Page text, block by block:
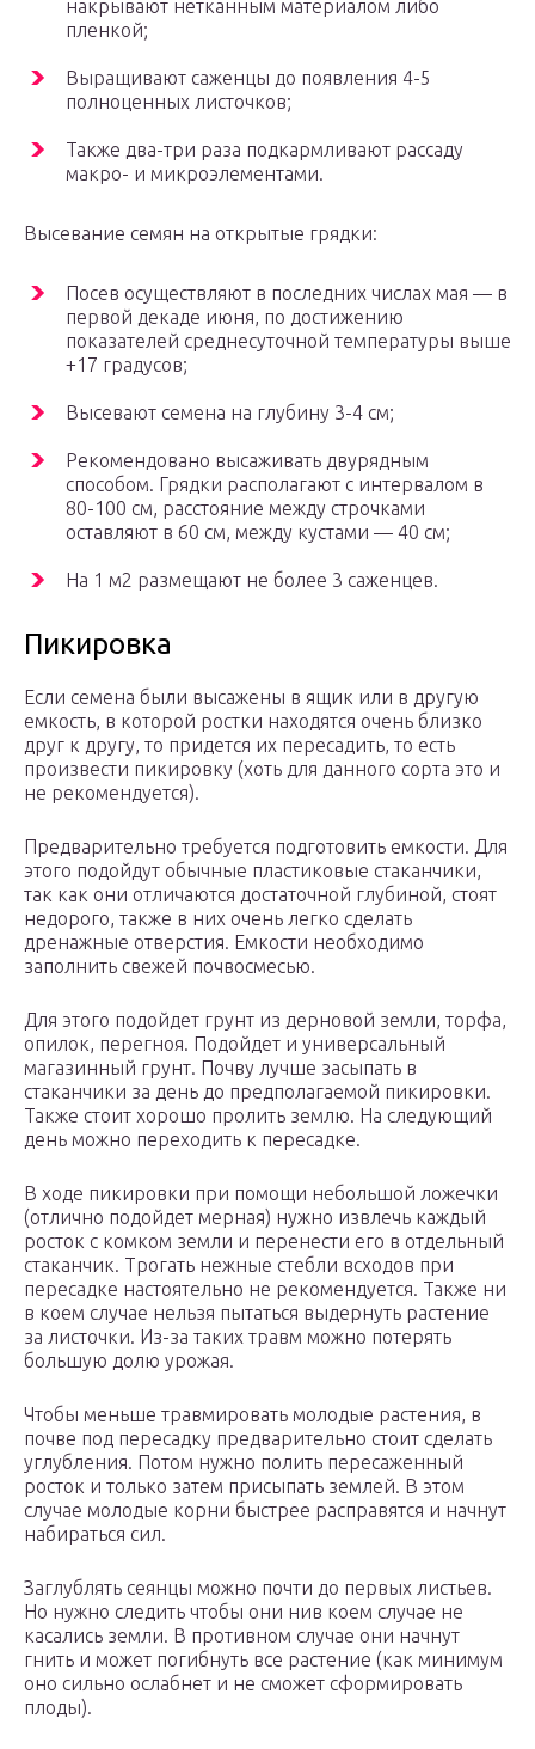
накрывают нетканным материалом либо
пленкой;
Выращивают саженцы до появления 4-5
полноценных листочков;
Также два-три раза подкармливают рассаду
макро- и микроэлементами.
Высевание семян на открытые грядки:
Посев осуществляют в последних числах мая — в
первой декаде июня, по достижению
показателей среднесуточной температуры выше
+17 градусов;
Высевают семена на глубину 3-4 см;
Рекомендовано высаживать двурядным
способом. Грядки располагают с интервалом в
80-100 см, расстояние между строчками
оставляют в 60 см, между кустами — 40 см;
На 1 м2 размещают не более 3 саженцев.
Пикировка
Если семена были высажены в ящик или в другую
емкость, в которой ростки находятся очень близко
друг к другу, то придется их пересадить, то есть
произвести пикировку (хоть для данного сорта это и
не рекомендуется).
Предварительно требуется подготовить емкости. Для
этого подойдут обычные пластиковые стаканчики,
так как они отличаются достаточной глубиной, стоят
недорого, также в них очень легко сделать
дренажные отверстия. Емкости необходимо
заполнить свежей почвосмесью.
Для этого подойдет грунт из дерновой земли, торфа,
опилок, перегноя. Подойдет и универсальный
магазинный грунт. Почву лучше засыпать в
стаканчики за день до предполагаемой пикировки.
Также стоит хорошо пролить землю. На следующий
день можно переходить к пересадке.
В ходе пикировки при помощи небольшой ложечки
(отлично подойдет мерная) нужно извлечь каждый
росток с комком земли и перенести его в отдельный
стаканчик. Трогать нежные стебли всходов при
пересадке настоятельно не рекомендуется. Также ни
в коем случае нельзя пытаться выдернуть растение
за листочки. Из-за таких травм можно потерять
большую долю урожая.
Чтобы меньше травмировать молодые растения, в
почве под пересадку предварительно стоит сделать
углубления. Потом нужно полить пересаженный
росток и только затем присыпать землей. В этом
случае молодые корни быстрее расправятся и начнут
набираться сил.
Заглублять сеянцы можно почти до первых листьев.
Но нужно следить чтобы они нив коем случае не
касались земли. В противном случае они начнут
гнить и может погибнуть все растение (как минимум
оно сильно ослабнет и не сможет сформировать
плоды).